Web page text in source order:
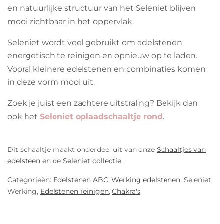
en natuurlijke structuur van het Seleniet blijven
mooi zichtbaar in het oppervlak.
Seleniet wordt veel gebruikt om edelstenen
energetisch te reinigen en opnieuw op te laden.
Vooral kleinere edelstenen en combinaties komen
in deze vorm mooi uit.
Zoek je juist een zachtere uitstraling? Bekijk dan
ook het Seleniet oplaadschaaltje rond.
Dit schaaltje maakt onderdeel uit van onze Schaaltjes van
edelsteen en de Seleniet collectie.
Categorieën: Edelstenen ABC, Werking edelstenen, Seleniet
Werking, Edelstenen reinigen, Chakra's.